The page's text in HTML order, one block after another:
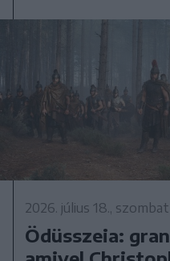
2026. július 18., szombat
Ödüsszeia: